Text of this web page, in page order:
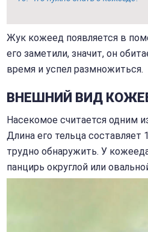
Жук кожеед появляется в
его заметили, значит, он
время и успел размножиться.
ВНЕШНИЙ ВИД
Насекомое считается одним
Длина его тельца составляет
трудно обнаружить. У
панцирь округлой или